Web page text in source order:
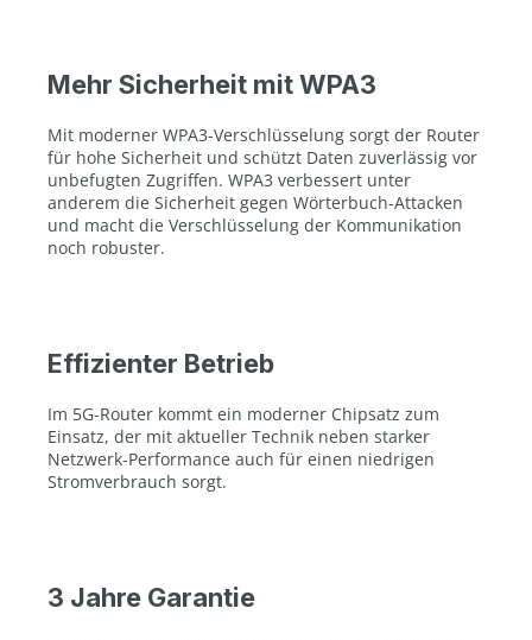
Mehr Sicherheit mit WPA3
Mit moderner WPA3-Verschlüsselung sorgt der Router
für hohe Sicherheit und schützt Daten zuverlässig vor
unbefugten Zugriffen. WPA3 verbessert unter
anderem die Sicherheit gegen Wörterbuch-Attacken
und macht die Verschlüsselung der Kommunikation
noch robuster.
Effizienter Betrieb
Im 5G-Router kommt ein moderner Chipsatz zum
Einsatz, der mit aktueller Technik neben starker
Netzwerk-Performance auch für einen niedrigen
Stromverbrauch sorgt.
3 Jahre Garantie